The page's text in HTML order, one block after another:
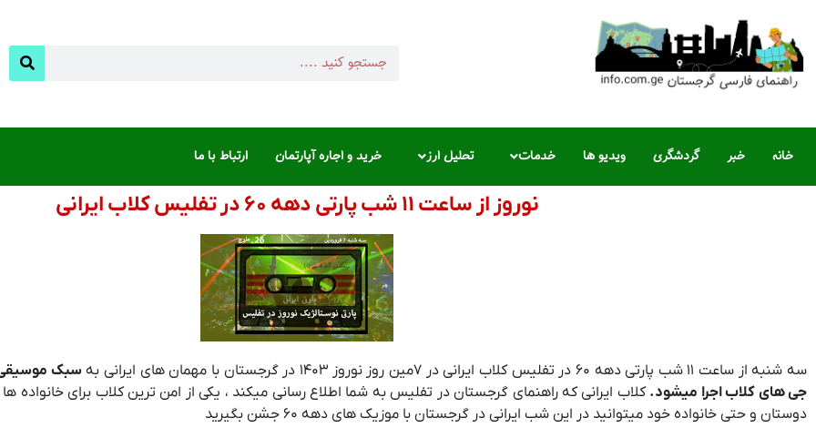
خانه خبر گردشگری ویدیو ها خدمات تحلیل ارز خرید و اجاره آپارتمان ارتباط با ما
نوروز از ساعت ۱۱ شب پارتی دهه ۶۰ در تفلیس کلاب ایرانی
سه شنبه از ساعت ۱۱ شب پارتی دهه ۶۰ در تفلیس کلاب ایرانی در ۷مین روز نوروز ۱۴۰۳ در گرجستان با مهمان های ایرانی به
جی های کلاب اجرا میشود. کلاب ایرانی که راهنمای گرجستان در تفلیس به شما اطلاع رسانی میکند ، یکی از امن ترین کلاب برای خانواده
دوستان و حتی خانواده خود میتوانید در این شب ایرانی در گرجستان با موزیک های دهه ۶۰ جشن بگیرید